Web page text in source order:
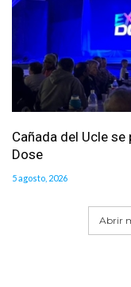
Cañada del Ucle se
Dose
5 agosto, 2026
Abrir